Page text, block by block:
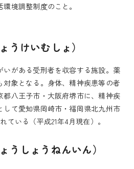
境調整制度のこと。
うけいむしょ）
いがある受刑者を収容する施設。薬
象となる。身体、精神疾患等の者
都八王子市・大阪府堺市に、精神疾
して愛知県岡崎市・福岡県北九州市
ている（平成21年4月現在）。
うしょうねんいん）